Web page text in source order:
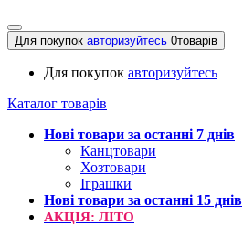
Для покупок авторизуйтесь 0товарів
Для покупок авторизуйтесь
Каталог товарів
Нові товари за останнi 7 днiв
Канцтовари
Хозтовари
Іграшки
Нові товари за останнi 15 днiв
АКЦІЯ: ЛІТО